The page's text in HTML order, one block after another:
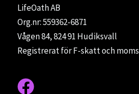
LifeOath AB
Org.nr: 559362-6871
Vågen 84, 824 91 Hudiksvall
Registrerat för F-skatt och moms